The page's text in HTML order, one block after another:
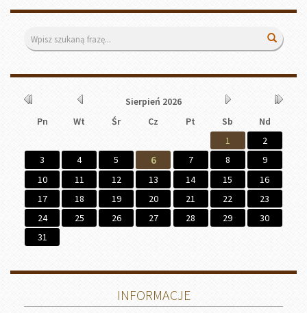
Wyszukiwarka
Kalendarium
Rok
Miesiąc
wcześniej
Sierpień 2026
Miesiąc
Rok
Pn Wt Śr Cz Pt Sb
Nd
1
2
3
4 5 6 7 8
9
10
11 12 13 14 15
16
17
18 19 20 21 22
23
24
25 26 27 28 29
30
31
INFORMACJE